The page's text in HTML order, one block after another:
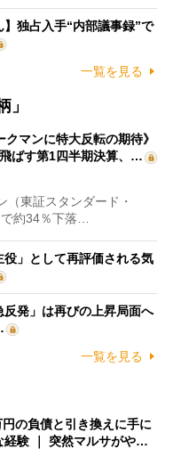
】独占入手“内部議事録”で
一覧を見る
」
クマンに特大反転の期待》
ばす第1四半期決算、…
東証スタンダード・
約34％下落…
」として再評価される気
発」は再びの上昇局面へ
一覧を見る
円の負債と引き換えに手に
経験 ｜ 突然マルサがや…